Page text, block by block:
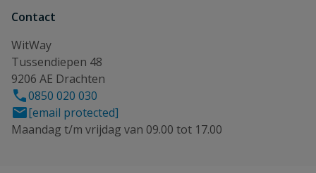
Contact
WitWay
Tussendiepen 48
9206 AE Drachten
0850 020 030
[email protected]
Maandag t/m vrijdag van 09.00 tot 17.00